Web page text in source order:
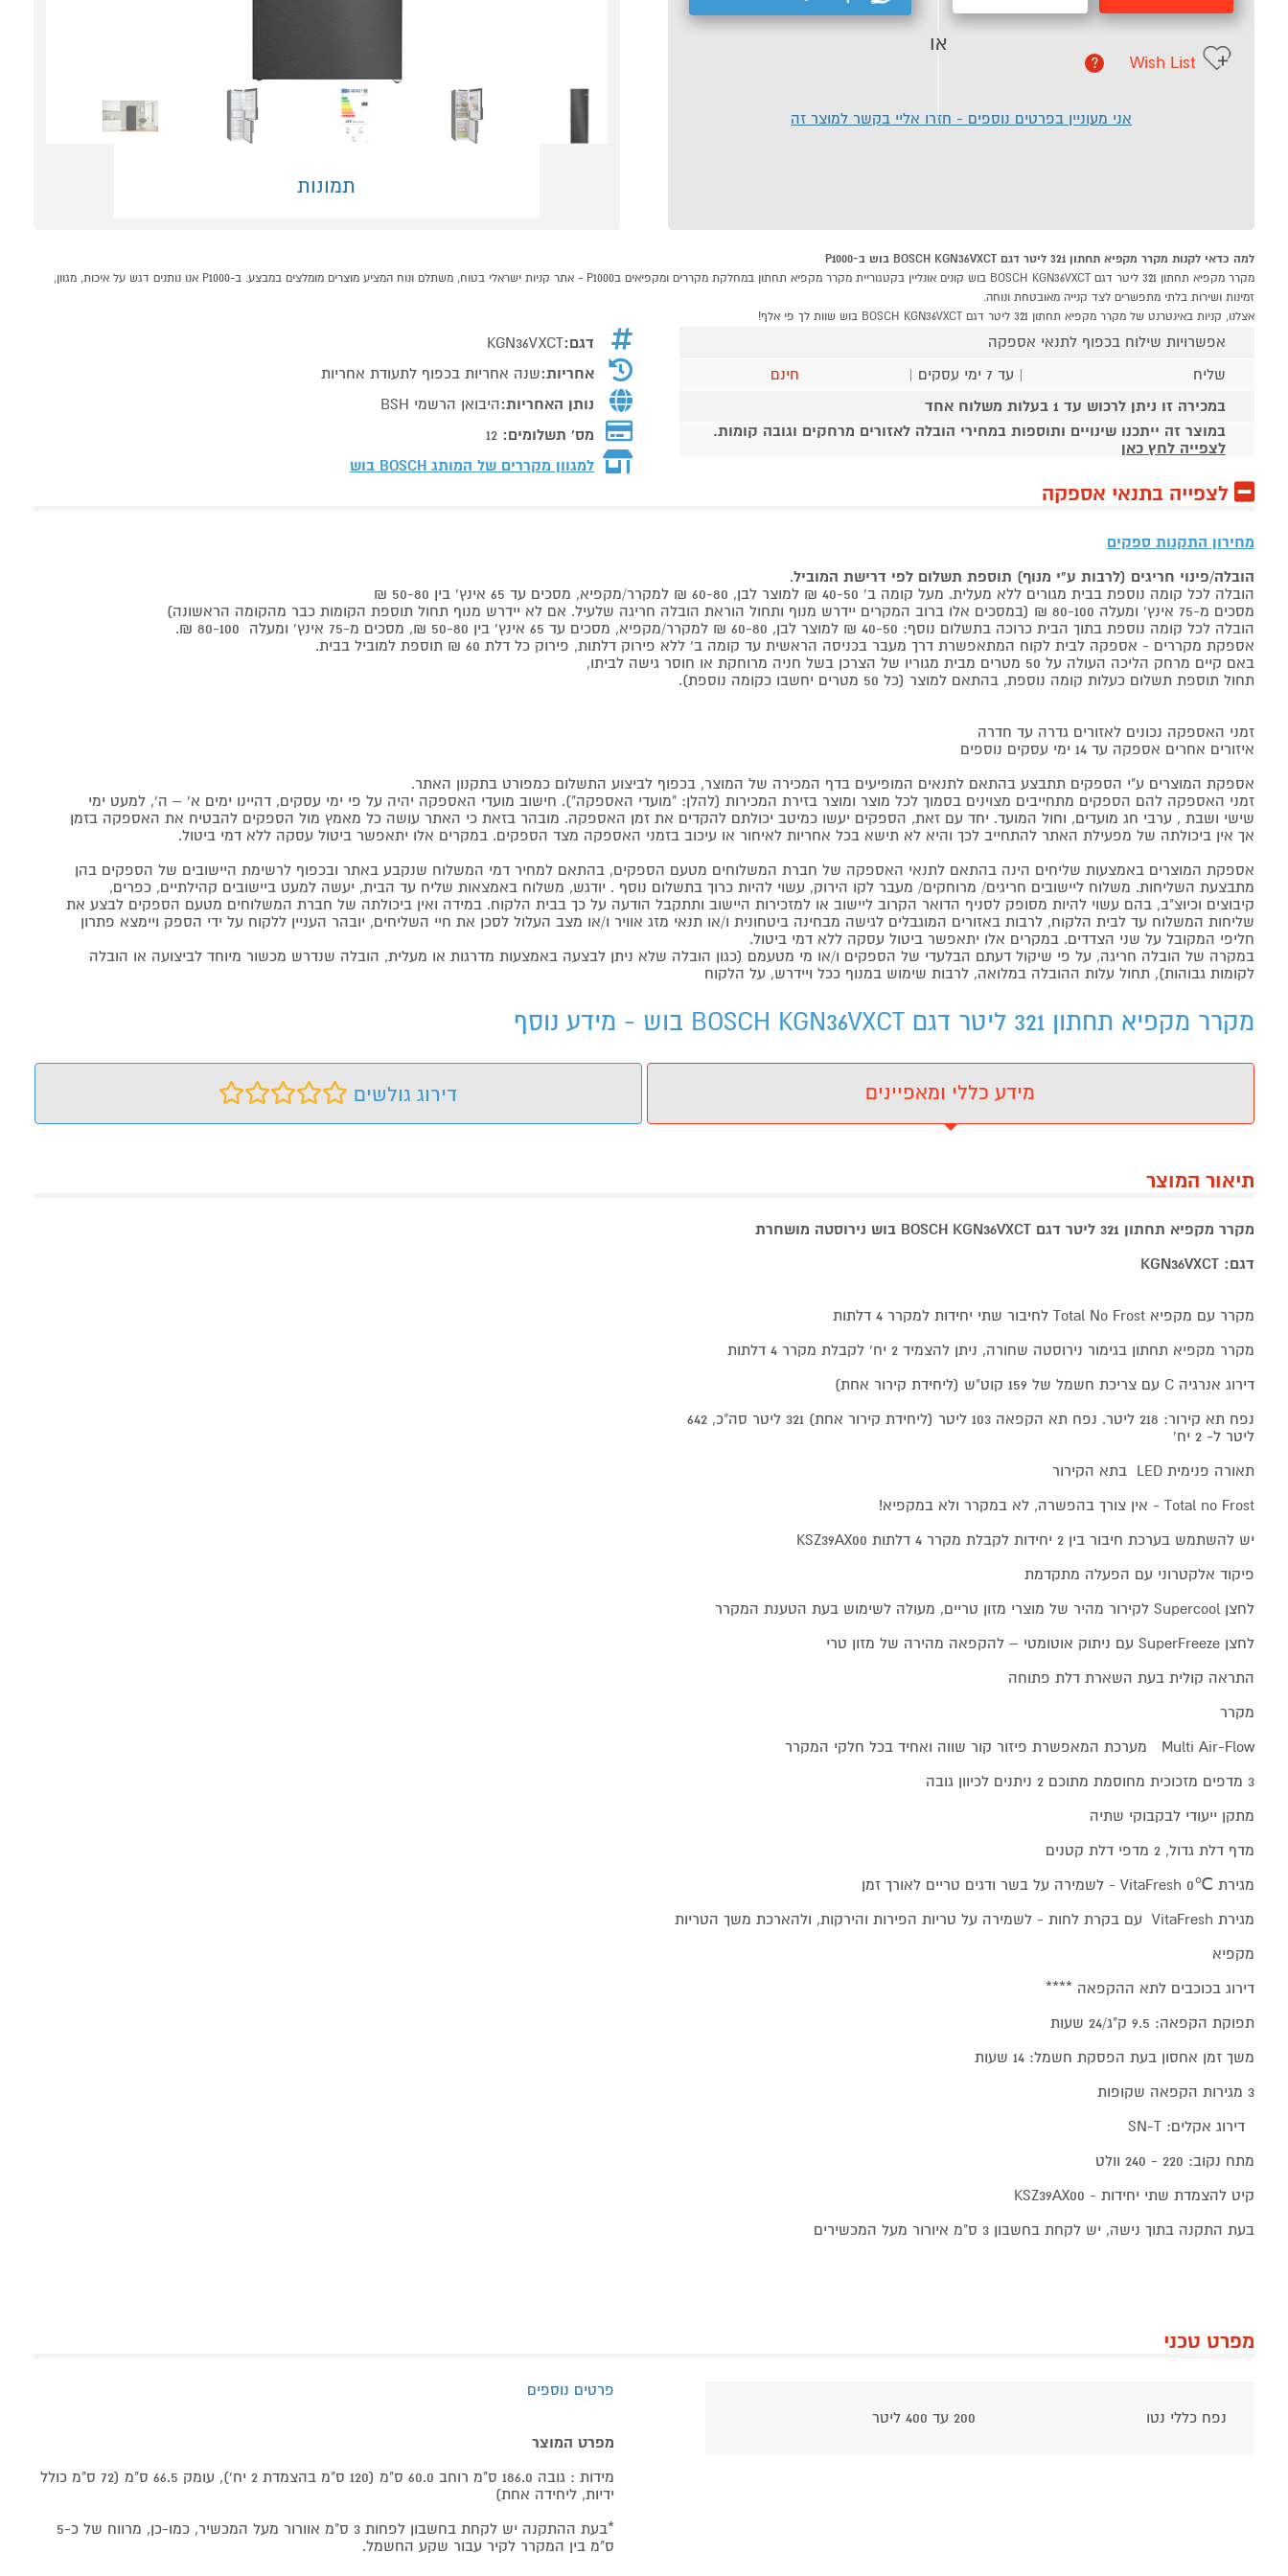
תמונות
או
Wish List
?
אני מעוניין בפרטים נוספים - חזרו אליי בקשר למוצר זה
למה כדאי לקנות מקרר מקפיא תחתון 321 ליטר דגם BOSCH KGN36VXCT בוש ב-P1000
מקרר מקפיא תחתון 321 ליטר דגם BOSCH KGN36VXCT בוש קונים אונליין בקטגוריית מקרר מקפיא תחתון במחלקת מקררים ומקפיאים בP1000 - אתר קניות ישראלי בטוח, משתלם ונוח המציע מוצרים מומלצים במבצע. ב-P1000 אנו נותנים דגש על איכות, מגוון,
זמינות ושירות בלתי מתפשרים לצד קנייה מאובטחת ונוחה.
אצלנו, קניות באינטרנט של מקרר מקפיא תחתון 321 ליטר דגם BOSCH KGN36VXCT בוש שוות לך פי אלף!
אפשרויות שילוח בכפוף לתנאי אספקה
שליח
| עד 7 ימי עסקים |
חינם
במכירה זו ניתן לרכוש עד 1 בעלות משלוח אחד
במוצר זה ייתכנו שינויים ותוספות במחירי הובלה לאזורים מרחקים וגובה קומות.
לצפייה לחץ כאן
דגם:KGN36VXCT
אחריות:שנה אחריות בכפוף לתעודת אחריות
נותן האחריות:היבואן הרשמי BSH
מס' תשלומים: 12
למגוון מקררים של המותג BOSCH בוש
לצפייה בתנאי אספקה
מחירון התקנות ספקים
הובלה/פינוי חריגים (לרבות ע"י מנוף) תוספת תשלום לפי דרישת המוביל.
הובלה לכל קומה נוספת בבית מגורים ללא מעלית. מעל קומה ב' 40-50 ₪ למוצר לבן, 60-80 ₪ למקרר/מקפיא, מסכים עד 65 אינץ' בין 50-80 ₪
מסכים מ-75 אינץ' ומעלה 80-100 ₪ (במסכים אלו ברוב המקרים יידרש מנוף ותחול הוראת הובלה חריגה שלעיל. אם לא יידרש מנוף תחול תוספת הקומות כבר מהקומה הראשונה)
הובלה לכל קומה נוספת בתוך הבית כרוכה בתשלום נוסף: 40-50 ₪ למוצר לבן, 60-80 ₪ למקרר/מקפיא, מסכים עד 65 אינץ' בין 50-80 ₪, מסכים מ-75 אינץ' ומעלה 80-100 ₪.
אספקת מקררים - אספקה לבית לקוח המתאפשרת דרך מעבר בכניסה הראשית עד קומה ב' ללא פירוק דלתות, פירוק כל דלת 60 ₪ תוספת למוביל בבית.
באם קיים מרחק הליכה העולה על 50 מטרים מבית מגוריו של הצרכן בשל חניה מרוחקת או חוסר גישה לביתו,
תחול תוספת תשלום כעלות קומה נוספת, בהתאם למוצר (כל 50 מטרים יחשבו כקומה נוספת).
זמני האספקה נכונים לאזורים גדרה עד חדרה
איזורים אחרים אספקה עד 14 ימי עסקים נוספים
אספקת המוצרים ע"י הספקים תתבצע בהתאם לתנאים המופיעים בדף המכירה של המוצר, בכפוף לביצוע התשלום כמפורט בתקנון האתר.
זמני האספקה להם הספקים מתחייבים מצוינים בסמוך לכל מוצר ומוצר בזירת המכירות (להלן: "מועדי האספקה"). חישוב מועדי האספקה יהיה על פי ימי עסקים, דהיינו ימים א' – ה', למעט ימי
שישי ושבת , ערבי חג מועדים, וחול המועד. יחד עם זאת, הספקים יעשו כמיטב יכולתם להקדים את זמן האספקה. מובהר בזאת כי האתר עושה כל מאמץ מול הספקים להבטיח את האספקה בזמן
אך אין ביכולתה של מפעילת האתר להתחייב לכך והיא לא תישא בכל אחריות לאיחור או עיכוב בזמני האספקה מצד הספקים. במקרים אלו יתאפשר ביטול עסקה ללא דמי ביטול.
אספקת המוצרים באמצעות שליחים הינה בהתאם לתנאי האספקה של חברת המשלוחים מטעם הספקים, בהתאם למחיר דמי המשלוח שנקבע באתר ובכפוף לרשימת היישובים של הספקים בהן
מתבצעת השליחות. משלוח ליישובים חריגים/ מרוחקים/ מעבר לקו הירוק, עשוי להיות כרוך בתשלום נוסף . יודגש, משלוח באמצאות שליח עד הבית, יעשה למעט ביישובים קהילתיים, כפרים,
קיבוצים וכיוצ"ב, בהם עשוי להיות מסופק לסניף הדואר הקרוב ליישוב או למזכירות היישוב ותתקבל הודעה על כך בבית הלקוח. במידה ואין ביכולתה של חברת המשלוחים מטעם הספקים לבצע את
שליחות המשלוח עד לבית הלקוח, לרבות באזורים המוגבלים לגישה מבחינה ביטחונית ו/או תנאי מזג אוויר ו/או מצב העלול לסכן את חיי השליחים, יובהר העניין ללקוח על ידי הספק ויימצא פתרון
חליפי המקובל על שני הצדדים. במקרים אלו יתאפשר ביטול עסקה ללא דמי ביטול.
במקרה של הובלה חריגה, על פי שיקול דעתם הבלעדי של הספקים ו/או מי מטעמם (כגון הובלה שלא ניתן לבצעה באמצעות מדרגות או מעלית, הובלה שנדרש מכשור מיוחד לביצועה או הובלה
לקומות גבוהות), תחול עלות ההובלה במלואה, לרבות שימוש במנוף ככל ויידרש, על הלקוח
מקרר מקפיא תחתון 321 ליטר דגם BOSCH KGN36VXCT בוש - מידע נוסף
מידע כללי ומאפיינים דירוג גולשים
תיאור המוצר
מקרר מקפיא תחתון 321 ליטר דגם BOSCH KGN36VXCT בוש נירוסטה מושחרת
דגם: KGN36VXCT
מקרר עם מקפיא Total No Frost לחיבור שתי יחידות למקרר 4 דלתות
מקרר מקפיא תחתון בגימור נירוסטה שחורה, ניתן להצמיד 2 יח' לקבלת מקרר 4 דלתות
דירוג אנרגיה C עם צריכת חשמל של 159 קוט"ש (ליחידת קירור אחת)
נפח תא קירור: 218 ליטר. נפח תא הקפאה 103 ליטר (ליחידת קירור אחת) 321 ליטר סה"כ, 642
ליטר ל- 2 יח'
תאורה פנימית LED בתא הקירור
Total no Frost - אין צורך בהפשרה, לא במקרר ולא במקפיא!
יש להשתמש בערכת חיבור בין 2 יחידות לקבלת מקרר 4 דלתות KSZ39AX00
פיקוד אלקטרוני עם הפעלה מתקדמת
לחצן Supercool לקירור מהיר של מוצרי מזון טריים, מעולה לשימוש בעת הטענת המקרר
לחצן SuperFreeze עם ניתוק אוטומטי – להקפאה מהירה של מזון טרי
התראה קולית בעת השארת דלת פתוחה
מקרר
Multi Air-Flow מערכת המאפשרת פיזור קור שווה ואחיד בכל חלקי המקרר
‏3 מדפים מזכוכית מחוסמת מתוכם 2 ניתנים לכיוון גובה
מתקן ייעודי לבקבוקי שתיה
מדף דלת גדול, 2 מדפי דלת קטנים
מגירת ℃VitaFresh 0 - לשמירה על בשר ודגים טריים לאורך זמן
מגירת VitaFresh עם בקרת לחות - לשמירה על טריות הפירות והירקות, ולהארכת משך הטריות
מקפיא
דירוג בכוכבים לתא ההקפאה ****‏
תפוקת הקפאה: 9.5 ק"ג‏/24 שעות
משך זמן אחסון בעת הפסקת חשמל: 14 שעות
3 מגירות הקפאה שקופות
דירוג אקלים: SN-T
מתח נקוב: 220 - 240 וולט
קיט להצמדת שתי יחידות - KSZ39AX00
בעת התקנה בתוך נישה, יש לקחת בחשבון 3 ס"מ איורור מעל המכשירים
מפרט טכני
נפח כללי נטו 200 עד 400 ליטר
פרטים נוספים
מפרט המוצר
מידות : גובה 186.0 ס"מ רוחב 60.0 ס"מ (120 ס"מ בהצמדת 2 יח'), עומק 66.5 ס"מ (72 ס"מ כולל
ידיות, ליחידה אחת)
*בעת ההתקנה יש לקחת בחשבון לפחות 3 ס"מ אוורור מעל המכשיר, כמו-כן, מרווח של כ-5
ס"מ בין המקרר לקיר עבור שקע החשמל.